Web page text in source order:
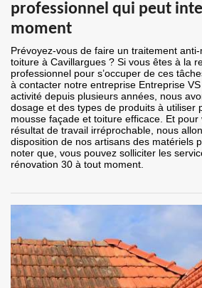
professionnel qui peut
moment
Prévoyez-vous de faire un traitement
toiture à Cavillargues ? Si vous êtes à la
professionnel pour s’occuper de ces
à contacter notre entreprise Entreprise
activité depuis plusieurs années, nous
dosage et des types de produits à utiliser
mousse façade et toiture efficace. Et pour
résultat de travail irréprochable, nous
disposition de nos artisans des matériels
noter que, vous pouvez solliciter les
rénovation 30 à tout moment.